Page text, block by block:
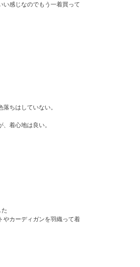
い感じなのでもう一着買って
ちはしていない。
着心地は良い。
やカーディガンを羽織って着